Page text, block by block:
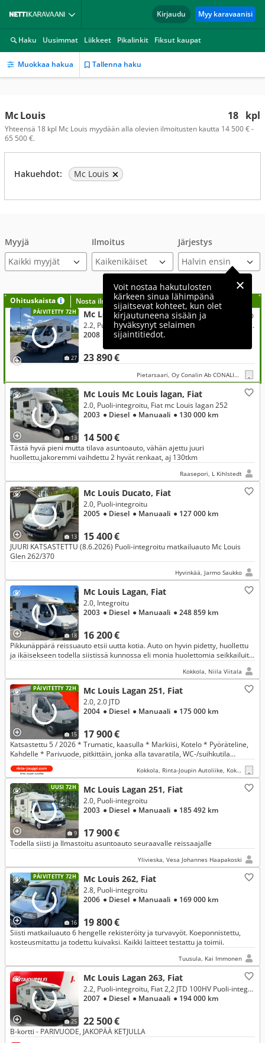
Kirjaudu Myy karavaanisi
Haku Uusimmat Liikkeet Pikalinkit Fiksut kaupat
Muokkaa hakua Tallenna haku
18 kpl
Mc Louis
Yhteensä 18 kpl Mc Louis myydään alla olevien ilmoitusten kautta 14 500 € -
65 500 €.
Hakuehdot: Mc Louis
Myyjä
Kaikki myyjät
Ilmoitus Järjestys
Voit nostaa hakutulosten
kärkeen sinua lähimpänä
sijaitsevat kohteet, kun olet
kirjautuneena sisään ja
hyväksynyt selaimen
sijaintitiedot.
Ohituskaista Nosta ilmoituksesi tähän?
PÄIVITETTY 72H
27
Mc Louis Lagan 252, Fiat
23 890 €
2.2, Puoli-integroitu, Parivuode, pyöräteline, p-kamera, navi, invertteri, siisti!
2008
● Diesel● Manuaali
Pietarsaari, Oy Conalin Ab CONALIN CARS
13
Mc Louis Mc Louis lagan, Fiat
14 500 €
2.0, Puoli-integroitu, Fiat mc Louis lagan 252
2003 ● Diesel ● Manuaali ● 130 000 km
Tästä hyvä pieni mutta tilava asuntoauto, vähän ajettu juuri
huollettu,jakoremmi vaihdettu 2 hyvät renkaat, aj 130tkm
Raasepori, L Kihlstedt
13
Mc Louis Ducato, Fiat
15 400 €
2.0, Puoli-integroitu
2005 ● Diesel ● Manuaali ● 127 000 km
JUURI KATSASTETTU (8.6.2026) Puoli-integroitu matkailuauto Mc Louis
Glen 262/370
Hyvinkää, Jarmo Saukko
18
Mc Louis Lagan, Fiat
16 200 €
2.0, Integroitu
2003 ● Diesel ● Manuaali ● 248 859 km
Pikkunäppärä reissuauto etsii uutta kotia. Auto on hyvin pidetty, huollettu
ja ikäisekseen todella siistissä kunnossa eli monia huolettomia seikkailuita
Kokkola, Niila Viitala
PÄIVITETTY 72H
15
Mc Louis Lagan 251, Fiat
17 900 €
2.0, 2.0 JTD
2004 ● Diesel ● Manuaali ● 175 000 km
Katsastettu 5 / 2026 * Trumatic, kaasulla * Markiisi, Kotelo * Pyöräteline,
Kahdelle * Parivuode, pitkittäin, jonka alla tavaratila, WC-/suihkutila
vieressä
Kokkola, Rinta-Joupin Autoliike, Kokkola
UUSI 72H
9
Mc Louis Lagan 251, Fiat
17 900 €
2.0, Puoli-integroitu
2003 ● Diesel ● Manuaali ● 185 492 km
Todella siisti ja Ilmastoitu asuntoauto seuraavalle reissaajalle
Ylivieska, Vesa Johannes Haapakoski
PÄIVITETTY 72H
16
Mc Louis 262, Fiat
19 800 €
2.8, Puoli-integroitu
2006 ● Diesel ● Manuaali ● 169 000 km
Siisti matkailuauto 6 hengelle rekisteröity ja turvavyöt. Koeponnistettu,
kosteusmitattu ja todettu kuivaksi. Kaikki laitteet testattu ja toimii.
Tuusula, Kai Immonen
25
Mc Louis Lagan 263, Fiat
22 500 €
2.2, Puoli-integroitu, Fiat 2,2 JTD 100HV Puoli-integroitu
2007 ● Diesel ● Manuaali ● 194 000 km
B-kortti - PARIVUODE, JAKOPÄÄ KETJULLA